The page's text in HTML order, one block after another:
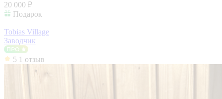
20 000 ₽
Подарок
Tobias Village
Заводчик
5 1 отзыв